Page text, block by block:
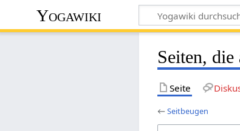
Yogawiki
Seiten,
Seite
←Seitbeugen